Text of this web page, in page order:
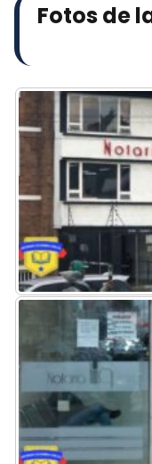
Fotos de